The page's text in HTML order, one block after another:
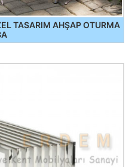
TASARIM AHŞAP OTURMA